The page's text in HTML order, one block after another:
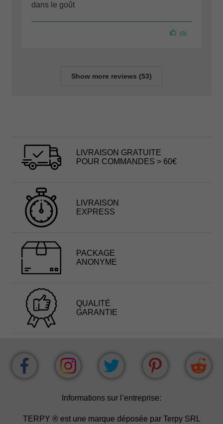
dans le goût
(0)
Show more reviews (53)
LIVRAISON GRATUITE
POUR COMMANDES > 60€
LIVRAISON
EXPRESS
PACKAGE
ANONYME
QUALITÉ
GARANTIE
Informations sur l’entreprise:
TERPY ® est une marque déposée par Terpy SRL